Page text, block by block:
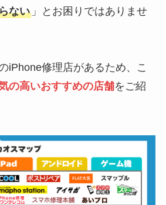
ない」とお困りではありませ
iPhone修理店があるため、こ
の高いおすすめの店舗をご紹